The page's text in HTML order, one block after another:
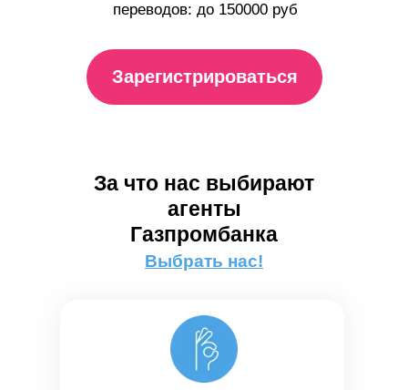
переводов: до 150000 руб
Зарегистрироваться
За что нас выбирают
агенты
Газпромбанка
Выбрать нас!